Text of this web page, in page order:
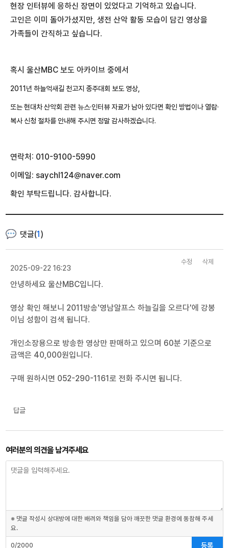
현장 인터뷰에 응하신 장면이 있었다고 기억하고 있습니다.
고인은 이미 돌아가셨지만, 생전 산악 활동 모습이 담긴 영상을
가족들이 간직하고 싶습니다.
혹시 울산MBC 보도 아카이브 중에서
2011년 하늘억새길 천고지 종주대회 보도 영상,
또는 현대차 산악회 관련 뉴스·인터뷰 자료가 남아 있다면 확인 방법이나 열람·
복사 신청 절차를 안내해 주시면 정말 감사하겠습니다.
연락처: 010-9100-5990
이메일: saychl124@naver.com
확인 부탁드립니다. 감사합니다.
댓글(1 )
2025-09-22 16:23
안녕하세요 울산MBC입니다.
영상 확인 해보니 2011방송'영남알프스 하늘길을 오르다'에 강봉
이님 성함이 검색 됩니다.
개인소장용으로 방송한 영상만 판매하고 있으며 60분 기준으로
금액은 40,000원입니다.
구매 원하시면 052-290-1161로 전화 주시면 됩니다.
수정 삭제
답글
여러분의 의견을 남겨주세요
※ 댓글 작성시 상대방에 대한 배려와 책임을 담아 깨끗한 댓글 환경에 동참해 주세
요.
0/2000 등록